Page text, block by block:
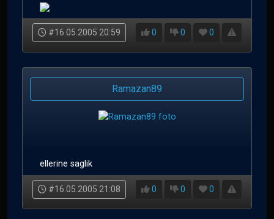
#16.05.2005 20:59 0 0 0
Ramazan89
ellerine saglik
#16.05.2005 21:08 0 0 0